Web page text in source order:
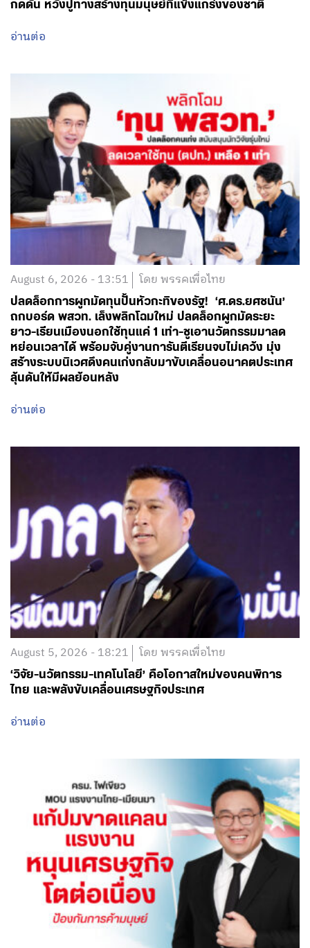
กดดัน หวังปูทางสร้างทุนมนุษย์ที่แข็งแกร่งของชาติ
อ่านต่อ
August 6, 2026 - 13:51 โดย พรรคเพื่อไทย
ปลดล็อกการผูกมัดทุนปั้นหัวกะทิของรัฐ! ‘ศ.ดร.ยศชนัน’
ถกบอร์ด พสวท. เล็งพลิกโฉมใหม่ ปลดล็อกผูกมัดระยะ
ยาว-เรียนเมืองนอกใช้ทุนแค่ 1 เท่า-ชูเอานวัตกรรมมาลด
หย่อนเวลาได้ พร้อมจับคู่งานการันตีเรียนจบไม่เคว้ง มุ่ง
สร้างระบบนิเวศดึงคนเก่งกลับมาขับเคลื่อนอนาคตประเทศ
ลุ้นดันให้มีผลย้อนหลัง
อ่านต่อ
August 5, 2026 - 18:21 โดย พรรคเพื่อไทย
‘วิจัย-นวัตกรรม-เทคโนโลยี’ คือโอกาสใหม่ของคนพิการ
ไทย และพลังขับเคลื่อนเศรษฐกิจประเทศ
อ่านต่อ